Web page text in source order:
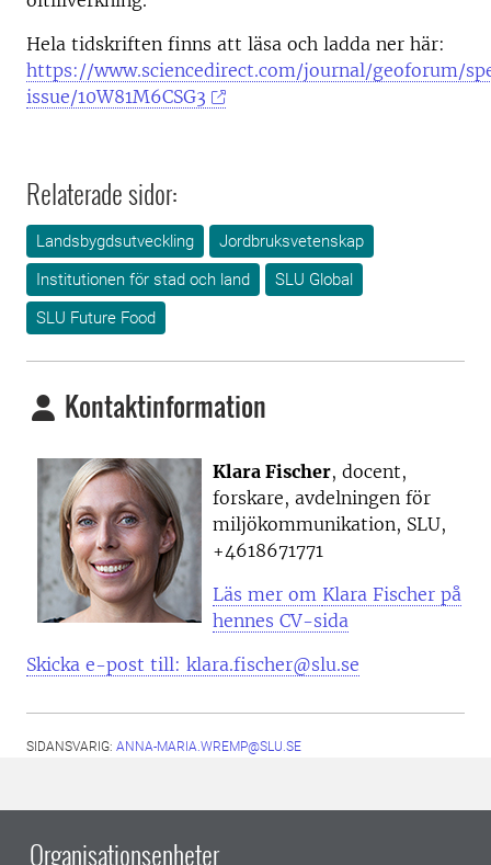
Hela tidskriften finns att läsa och ladda ner här:
https://www.sciencedirect.com/journal/geoforum/
issue/10W81M6CSG3
Relaterade sidor:
Landsbygdsutveckling
Jordbruksvetenskap
Institutionen för stad och land
SLU Global
SLU Future Food
Kontaktinformation
Klara Fischer, docent,
forskare, avdelningen för
miljökommunikation, SLU,
+4618671771
Läs mer om Klara Fischer på
hennes CV-sida
Skicka e-post till: klara.fischer@slu.se
SIDANSVARIG: ANNA-MARIA.WREMP@SLU.SE
Organisationsenheter